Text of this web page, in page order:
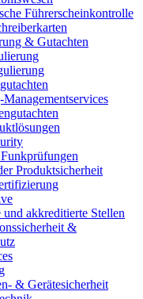
Führerscheinkontrolle
& Gutachten
Managementservices
Produktsicherheit
und akkreditierte Stellen
&
& Gerätesicherheit